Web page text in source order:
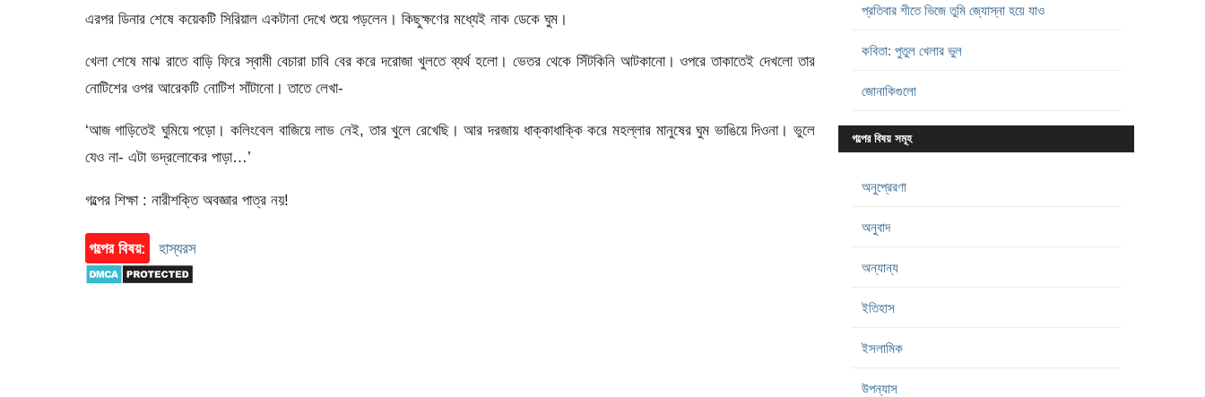
এরপর ডিনার শেষে কয়েকটি সিরিয়াল একটানা দেখে শুয়ে পড়লেন। কিছুক্ষণের মধ্যেই নাক ডেকে ঘুম।
খেলা শেষে মাঝ রাতে বাড়ি ফিরে স্বামী বেচারা চাবি বের করে দরোজা খুলতে ব্যর্থ হলো। ভেতর থেকে সিঁটকিনি আটকানো। ওপরে তাকাতেই দেখলো তার
নোটিশের ওপর আরেকটি নোটিশ সাঁটানো। তাতে লেখা-
‘আজ গাড়িতেই ঘুমিয়ে পড়ো। কলিংবেল বাজিয়ে লাভ নেই, তার খুলে রেখেছি। আর দরজায় ধাক্কাধাক্কি করে মহল্লার মানুষের ঘুম ভাঙিয়ে দিওনা। ভুলে
যেও না- এটা ভদ্রলোকের পাড়া…’
গল্পের শিক্ষা : নারীশক্তি অবজ্ঞার পাত্র নয়!
গল্পের বিষয়: হাস্যরস
প্রতিবার শীতে ভিজে তুমি জ্যোস্না হয়ে যাও
কবিতা: পুতুল খেলার ভুল
জোনাকিগুলো
গল্পের বিষয় সমূহ
অনুপ্রেরণা
অনুবাদ
অন্যান্য
ইতিহাস
ইসলামিক
উপন্যাস